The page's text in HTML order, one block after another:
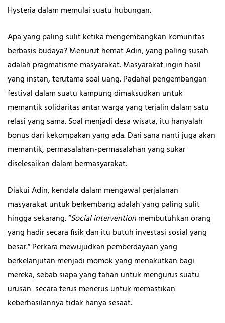
Hysteria dalam memulai suatu hubungan.
Apa yang paling sulit ketika mengembangkan komunitas
berbasis budaya? Menurut hemat Adin, yang paling susah
adalah pragmatisme masyarakat. Masyarakat ingin hasil
yang instan, terutama soal uang. Padahal pengembangan
festival dalam suatu kampung dimaksudkan untuk
memantik solidaritas antar warga yang terjalin dalam satu
relasi yang sama. Soal menjadi desa wisata, itu hanyalah
bonus dari kekompakan yang ada. Dari sana nanti juga akan
memantik, permasalahan-permasalahan yang sukar
diselesaikan dalam bermasyarakat.
Diakui Adin, kendala dalam mengawal perjalanan
masyarakat untuk berkembang adalah yang paling sulit
hingga sekarang. “Social interventionmembutuhkan orang
yang hadir secara fisik dan itu butuh investasi sosial yang
besar.” Perkara mewujudkan pemberdayaan yang
berkelanjutan menjadi momok yang menakutkan bagi
mereka, sebab siapa yang tahan untuk mengurus suatu
urusan secara terus menerus untuk memastikan
keberhasilannya tidak hanya sesaat.